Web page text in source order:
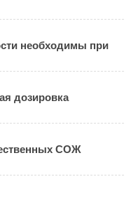
необходимы при
дозировка
СОЖ